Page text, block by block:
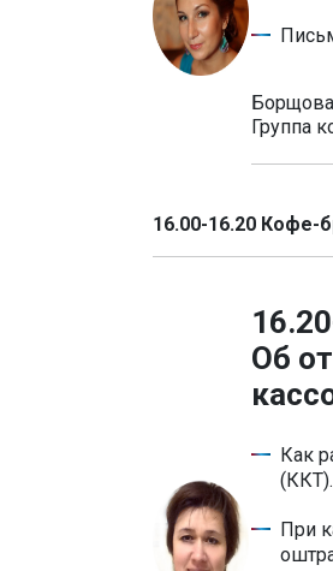
Борщова
Группа
16.00-16.20 Кофе-
Об
Как
(ККТ).
При